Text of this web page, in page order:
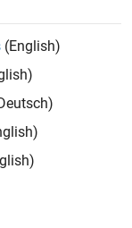
Effectuez une
and develop
(English)